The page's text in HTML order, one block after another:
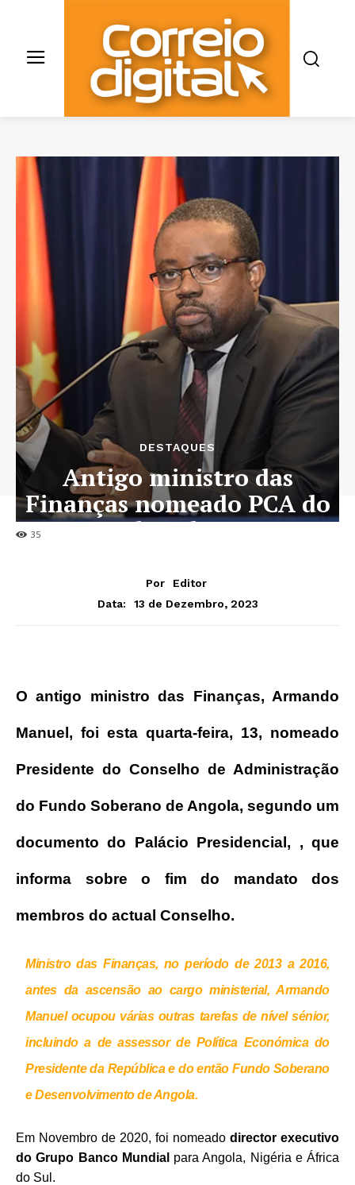
35
DESTAQUES
Antigo ministro das
Finanças nomeado PCA do
Fundo Soberano
Por
Editor
Data:
13 de Dezembro, 2023
O antigo ministro das Finanças, Armando
Manuel, foi esta quarta-feira, 13, nomeado
Presidente do Conselho de Administração
do Fundo Soberano de Angola, segundo um
documento do Palácio Presidencial, , que
informa sobre o fim do mandato dos
membros do actual Conselho.
Ministro das Finanças, no período de 2013 a 2016,
antes da ascensão ao cargo ministerial, Armando
Manuel ocupou várias outras tarefas de nível sénior,
incluindo a de assessor de Política Económica do
Presidente da República e do então Fundo Soberano
e Desenvolvimento de Angola.
Em Novembro de 2020, foi nomeado director executivo
do Grupo Banco Mundial para Angola, Nigéria e África
do Sul.